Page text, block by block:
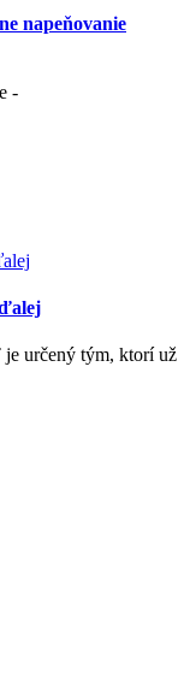
napeňovanie
-
určený tým, ktorí už